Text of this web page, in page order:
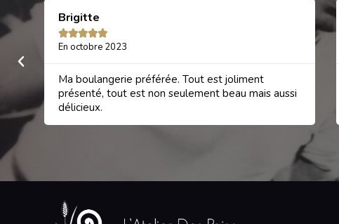
Brigitte

En octobre 2023
Ma boulangerie préférée. Tout est joliment
présenté, tout est non seulement beau mais aussi
délicieux.